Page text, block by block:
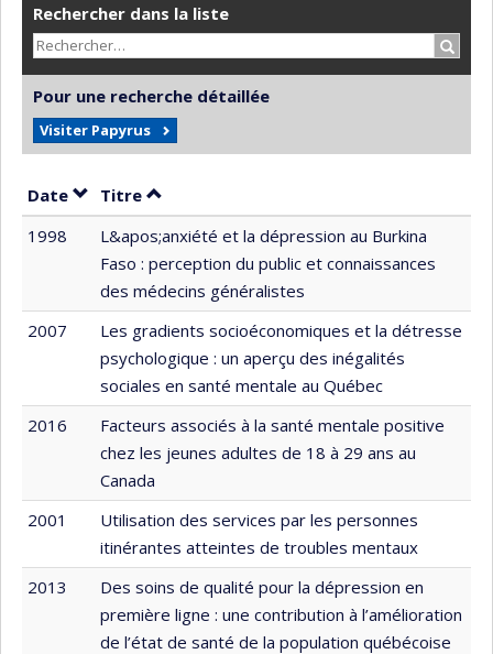
Rechercher dans la liste
Pour une recherche détaillée
Visiter Papyrus
Date Trier par date en ordre croissant
Titre Trier par titre en ordre croissant
1998
L&apos;anxiété et la dépression au Burkina
Faso : perception du public et connaissances
des médecins généralistes
2007
Les gradients socioéconomiques et la détresse
psychologique : un aperçu des inégalités
sociales en santé mentale au Québec
2016
Facteurs associés à la santé mentale positive
chez les jeunes adultes de 18 à 29 ans au
Canada
2001
Utilisation des services par les personnes
itinérantes atteintes de troubles mentaux
2013
Des soins de qualité pour la dépression en
première ligne : une contribution à l’amélioration
de l’état de santé de la population québécoise